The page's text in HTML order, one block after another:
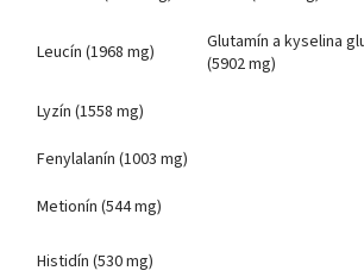
Leucín (1968 mg)
Glutamín a kyselina
(5902 mg)
Lyzín (1558 mg)
Fenylalanín (1003 mg)
Metionín (544 mg)
Histidín (530 mg)